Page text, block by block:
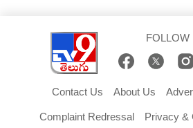
FOLLOW
Contact Us About Us
Complaint Redressal Privacy &